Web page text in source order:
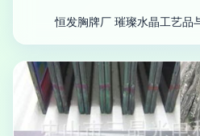
恒发胸牌厂 璀璨水晶工艺品